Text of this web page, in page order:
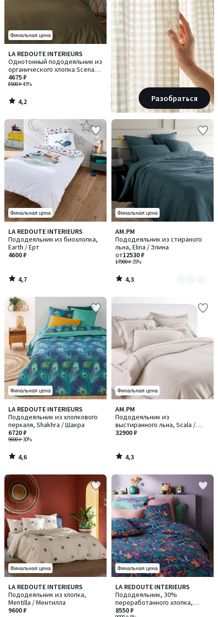
Финальная цена
LA REDOUTE INTERIEURS
Однотонный пододеяльник из
органического хлопка Scenario
/ Сценарио
8500 ₽-45%
4675 ₽
4,2
/ 5
4,2
/
Разобраться
Финальная цена
LA REDOUTE INTERIEURS
Пододеяльник из биохлопка,
Earth / Ерт
4600 ₽
4,7
/ 5
4,7
/
Финальная цена
AM.PM
Пододеяльник из стираного
льна, Elina / Элина
17900 ₽-35%
от12530 ₽
4,3
/ 5
Количество
цветов:
13
4,3
/
Финальная цена
LA REDOUTE INTERIEURS
Пододеяльник из хлопкового
перкаля, Shakhra / Шакра
9600 ₽-30%
6720 ₽
4,6
/ 5
4,6
/
Финальная цена
AM.PM
Пододеяльник из
выстиранного льна, Scala /
Скала
32900 ₽
4,3
/ 5
4,3
/
Финальная цена
LA REDOUTE INTERIEURS
Пододеяльник из хлопка,
Mentilla / Ментилла
9600 ₽
4,6
/ 5
Финальная цена
LA REDOUTE INTERIEURS
Пододеяльник, 30%
переработанного хлопка,
Foliaro / Фоларио
8550 ₽
4,7
/ 5